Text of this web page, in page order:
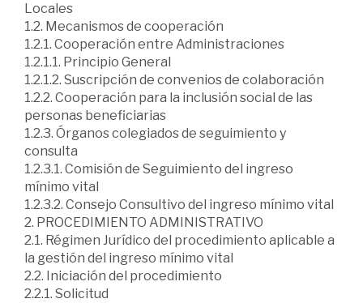
Locales
1.2. Mecanismos de cooperación
1.2.1. Cooperación entre Administraciones
1.2.1.1. Principio General
1.2.1.2. Suscripción de convenios de colaboración
1.2.2. Cooperación para la inclusión social de las
personas beneficiarias
1.2.3. Órganos colegiados de seguimiento y
consulta
1.2.3.1. Comisión de Seguimiento del ingreso
mínimo vital
1.2.3.2. Consejo Consultivo del ingreso mínimo vital
2. PROCEDIMIENTO ADMINISTRATIVO
2.1. Régimen Jurídico del procedimiento aplicable a
la gestión del ingreso mínimo vital
2.2. Iniciación del procedimiento
2.2.1. Solicitud